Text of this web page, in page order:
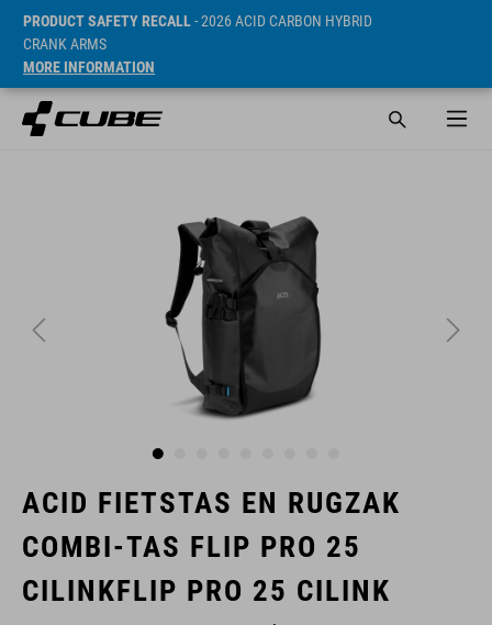
PRODUCT SAFETY RECALL- 2026 ACID CARBON HYBRID
CRANK ARMS
MORE INFORMATION
ACID FIETSTAS EN RUGZAK
COMBI-TAS FLIP PRO 25
CILINKFLIP PRO 25 CILINK